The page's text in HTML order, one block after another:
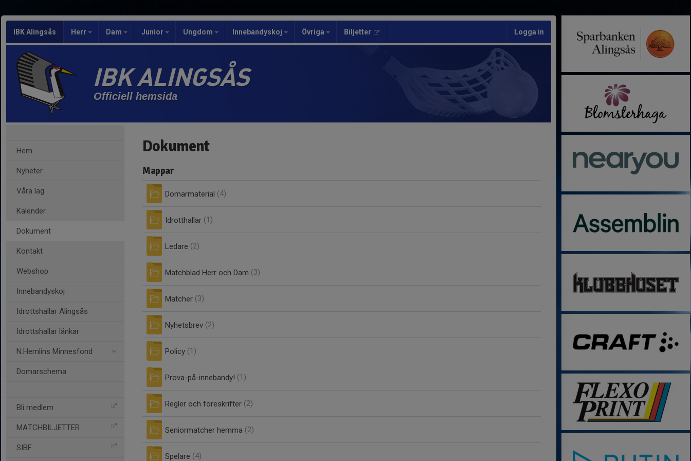
IBK Alingsås Herr Dam Junior Ungdom Innebandyskoj Övriga Biljetter Logga in
IBK ALINGSÅS
Officiell hemsida
Hem
Nyheter
Våra lag
Kalender
Dokument
Kontakt
Webshop
Innebandyskoj
Idrottshallar Alingsås
Idrottshallar länkar
N.Hemlins Minnesfond
Domarschema
Bli medlem
MATCHBILJETTER
SIBF
Dokument
Mappar
Domarmaterial (4)
Idrotthallar (1)
Ledare (2)
Matchblad Herr och Dam (3)
Matcher (3)
Nyhetsbrev (2)
Policy (1)
Prova-på-innebandy! (1)
Regler och föreskrifter (2)
Seniormatcher hemma (2)
Spelare (4)